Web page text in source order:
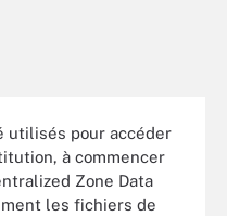
utilisés pour accéder
à commencer
Zone Data
les fichiers de